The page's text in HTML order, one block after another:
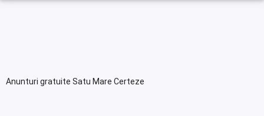
Anunturi gratuite Satu Mare Certeze